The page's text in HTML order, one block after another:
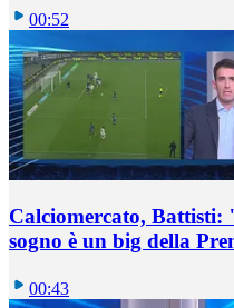
00:52
Calciomercato,
sogno è un big della
00:43